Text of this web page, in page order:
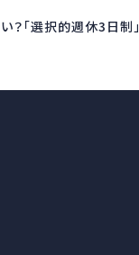
？「選択的週休3日制」